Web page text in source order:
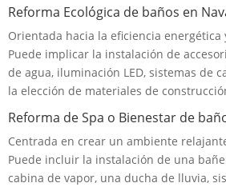
Reforma Ecológica de baños en
Orientada hacia la eficiencia
Puede implicar la instalación de
de agua, iluminación LED, sistemas de
la elección de materiales de
Reforma de Spa o Bienestar de
Centrada en crear un ambiente
Puede incluir la instalación de una
cabina de vapor, una ducha de lluvia,